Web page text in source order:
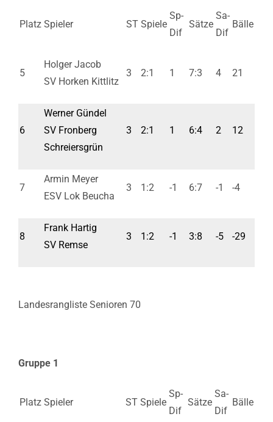
Platz Spieler ST Spiele
Sp-
Dif
Sätze
Sa-
Dif
Bälle
5
Holger Jacob
SV Horken Kittlitz
3 2:1 1 7:3 4 21
6
Werner Gündel
SV Fronberg
Schreiersgrün
3 2:1 1 6:4 2 12
7
Armin Meyer
ESV Lok Beucha
3 1:2 -1 6:7 -1 -4
8
Frank Hartig
SV Remse
3 1:2 -1 3:8 -5 -29
Landesrangliste Senioren 70
Gruppe 1
Platz Spieler ST Spiele
Sp-
Dif
Sätze
Sa-
Dif
Bälle